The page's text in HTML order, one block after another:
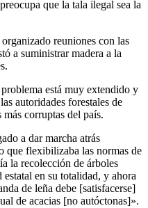
que la tala ilegal sea la
reuniones con las
a suministrar madera a la
está muy extendido y
autoridades forestales de
corruptas del país.
a dar marcha atrás
que flexibilizaba las normas de
la recolección de árboles
en su totalidad, y ahora
de leña debe [satisfacerse]
de acacias [no autóctonas]».